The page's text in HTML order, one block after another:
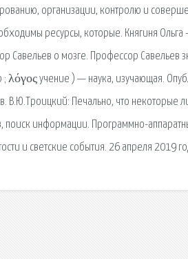
организации, контролю и
ресурсы, которые. Княгиня
Савельев о мозге. Профессор Савельев
; λόγος учение ) — наука, изучающая.
В.Ю.Троицкий: Печально, что некоторые
поиск информации. Программно-
и светские события. 26 апреля 2019